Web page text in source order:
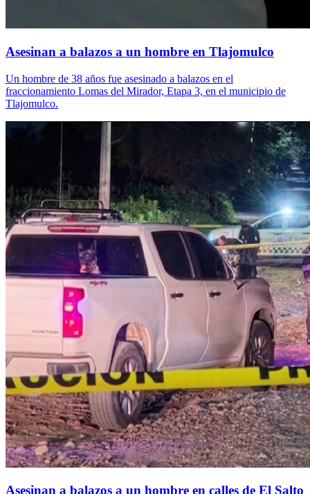
Asesinan a balazos a un hombre en Tlajomulco
Un hombre de 38 años fue asesinado a balazos en el
fraccionamiento Lomas del Mirador, Etapa 3, en el municipio de
Tlajomulco.
Asesinan a balazos a un hombre en calles de El Salto